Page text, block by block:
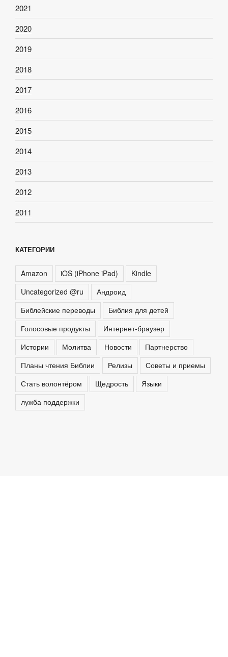
2021
2020
2019
2018
2017
2016
2015
2014
2013
2012
2011
КАТЕГОРИИ
Amazon iOS (iPhone iPad)
Kindle
Uncategorized @ru
Андроид
Библейские переводы
Библия для детей
Голосовые продукты
Интернет-браузер
Истории
Молитва Новости
Партнерство
Планы чтения Библии
Релизы
Советы и приемы
Стать волонтёром
Щедрость
Языки
лужба поддержки